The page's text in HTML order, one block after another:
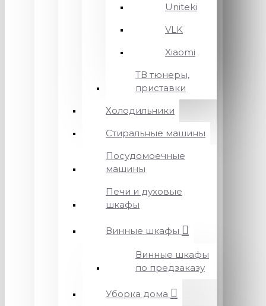
Uniteki
VLK
Xiaomi
ТВ тюнеры,
приставки
Холодильники
Стиральные машины
Посудомоечные
машины
Печи и духовые
шкафы
Винные шкафы
Винные шкафы
по предзаказу
Уборка дома